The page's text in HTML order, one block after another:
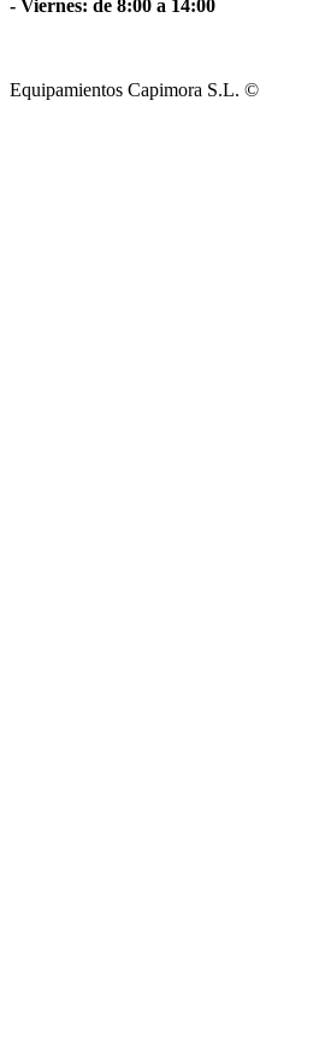
- Viernes: de 8:00 a 14:00
Equipamientos Capimora S.L. ©